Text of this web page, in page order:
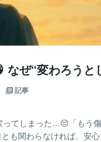
なぜ“変わろう
記事
てしまった…😔「もう
も関わらなければ、安